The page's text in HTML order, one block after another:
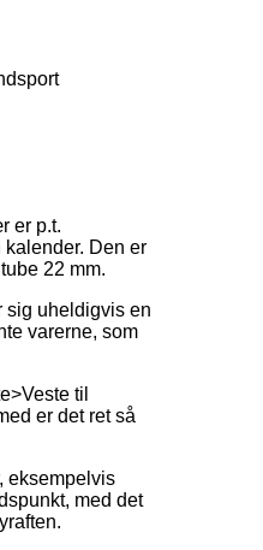
er p.t.
Den er
22 mm.
sig uheldigvis en
varerne, som
til
er det ret så
eksempelvis
med det